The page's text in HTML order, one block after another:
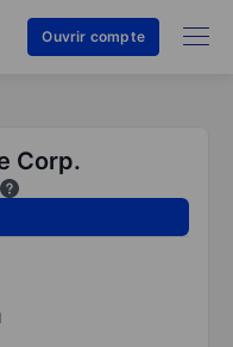
Ouvrir compte
Corp.